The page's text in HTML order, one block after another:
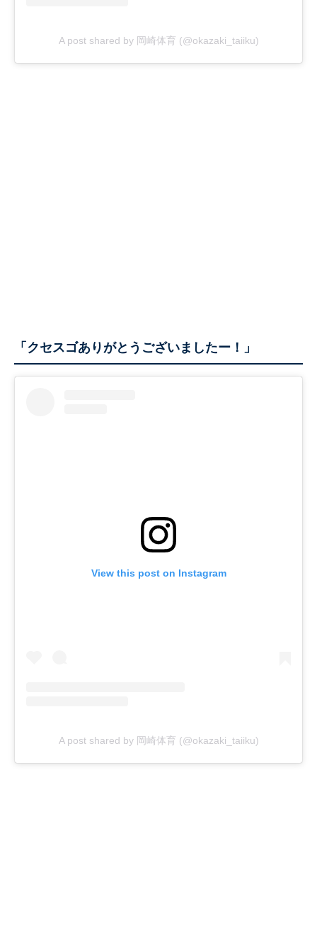
A post shared by 岡崎体育 (@okazaki_taiiku)
「クセスゴありがとうございましたー！」
View this post on Instagram
A post shared by 岡崎体育 (@okazaki_taiiku)